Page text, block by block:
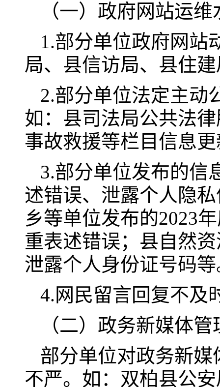
（一）政府网站运
1.部分单位政府网站
局、县信访局、县住
2.部分单位法定主动
如：县司法局公共法
事故救援等栏目信息
3.部分单位发布的信
述错误、泄露个人隐
乡等单位发布的2023
重表述错误；县自然
泄露个人身份证号码
4.网民留言回复不及
（二）政务新媒体
部分单位对政务新
不严。如：双柏县公